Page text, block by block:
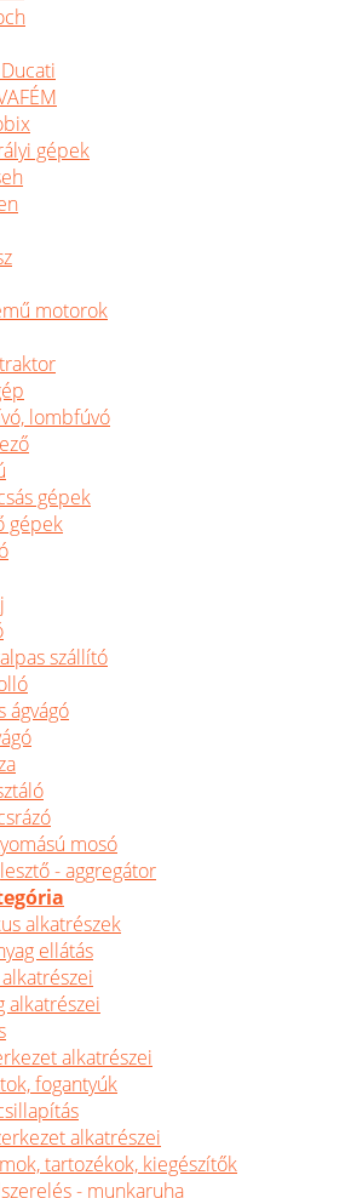
gépek
motorok
lombfúvó
gépek
gépek
szállító
ágvágó
mosó
- aggregátor
alkatrészek
ellátás
alkatrészei
alkatrészei
fogantyúk
alkatrészei
tartozékok, kiegészítők
- munkaruha